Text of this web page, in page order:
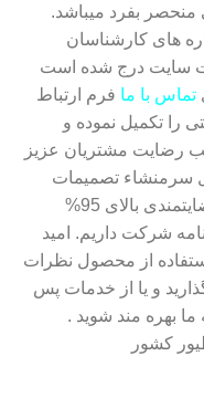
منحصر بفرد میباشد.
های کارشناسان
سایت درج شده است
تماس با ما فرم ارتباط
را تکمیل نموده و
رضایت مشتریان عزیز
سرمنشاء تصمیمات
استراتژیک شرکت بوده و خرسندیم رضایتمندی بالای 95%
شرکت داریم. امید
از محصول نظرات
و یا از خدمات پس
بهره مند شوید .
کشور